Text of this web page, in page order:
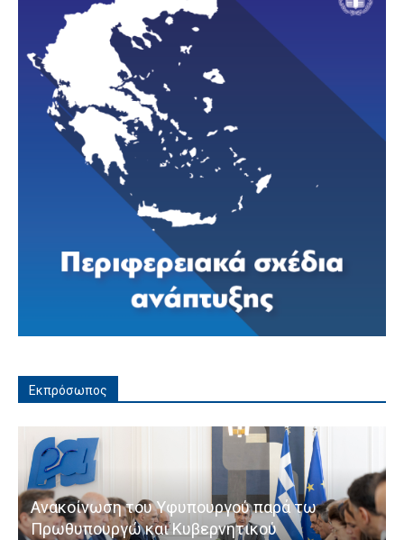
Εκπρόσωπος
Ανακοίνωση του Υφυπουργού παρά τω
Πρωθυπουργώ και Κυβερνητικού